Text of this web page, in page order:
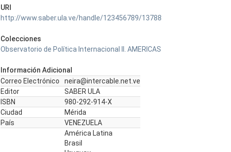
URI
http://www.saber.ula.ve/handle/123456789/13788
Colecciones
Observatorio de Política Internacional II. AMERICAS
Información Adicional
Correo Electrónico
neira@intercable.net.ve
Editor
SABER ULA
ISBN
980-292-914-X
Ciudad
Mérida
País
VENEZUELA
América Latina
Brasil